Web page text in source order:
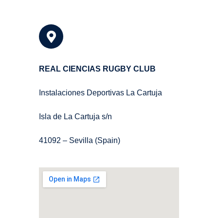
REAL CIENCIAS RUGBY CLUB
Instalaciones Deportivas La Cartuja
Isla de La Cartuja s/n
41092 – Sevilla (Spain)